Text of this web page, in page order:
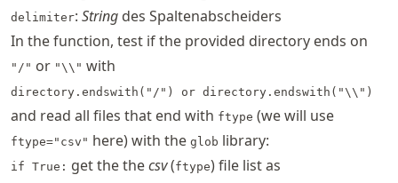
delimiter: String des Spaltenabscheiders
In the function, test if the provided directory ends on
"/" or "\\" with
directory.endswith("/") or directory.endswith("\\")
and read all files that end with ftype (we will use
ftype="csv" here) with the glob library:
if True: get the thecsv(ftype) file list as